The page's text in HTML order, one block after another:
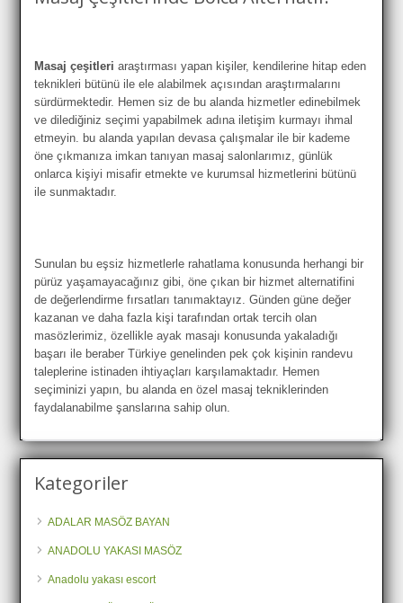
Masaj çeşitleri araştırması yapan kişiler, kendilerine hitap eden
teknikleri bütünü ile ele alabilmek açısından araştırmalarını
sürdürmektedir. Hemen siz de bu alanda hizmetler edinebilmek
ve dilediğiniz seçimi yapabilmek adına iletişim kurmayı ihmal
etmeyin. bu alanda yapılan devasa çalışmalar ile bir kademe
öne çıkmanıza imkan tanıyan masaj salonlarımız, günlük
onlarca kişiyi misafir etmekte ve kurumsal hizmetlerini bütünü
ile sunmaktadır.
Sunulan bu eşsiz hizmetlerle rahatlama konusunda herhangi bir
pürüz yaşamayacağınız gibi, öne çıkan bir hizmet alternatifini
de değerlendirme fırsatları tanımaktayız. Günden güne değer
kazanan ve daha fazla kişi tarafından ortak tercih olan
masözlerimiz, özellikle ayak masajı konusunda yakaladığı
başarı ile beraber Türkiye genelinden pek çok kişinin randevu
taleplerine istinaden ihtiyaçları karşılamaktadır. Hemen
seçiminizi yapın, bu alanda en özel masaj tekniklerinden
faydalanabilme şanslarına sahip olun.
Kategoriler
ADALAR MASÖZ BAYAN
ANADOLU YAKASI MASÖZ
Anadolu yakası escort